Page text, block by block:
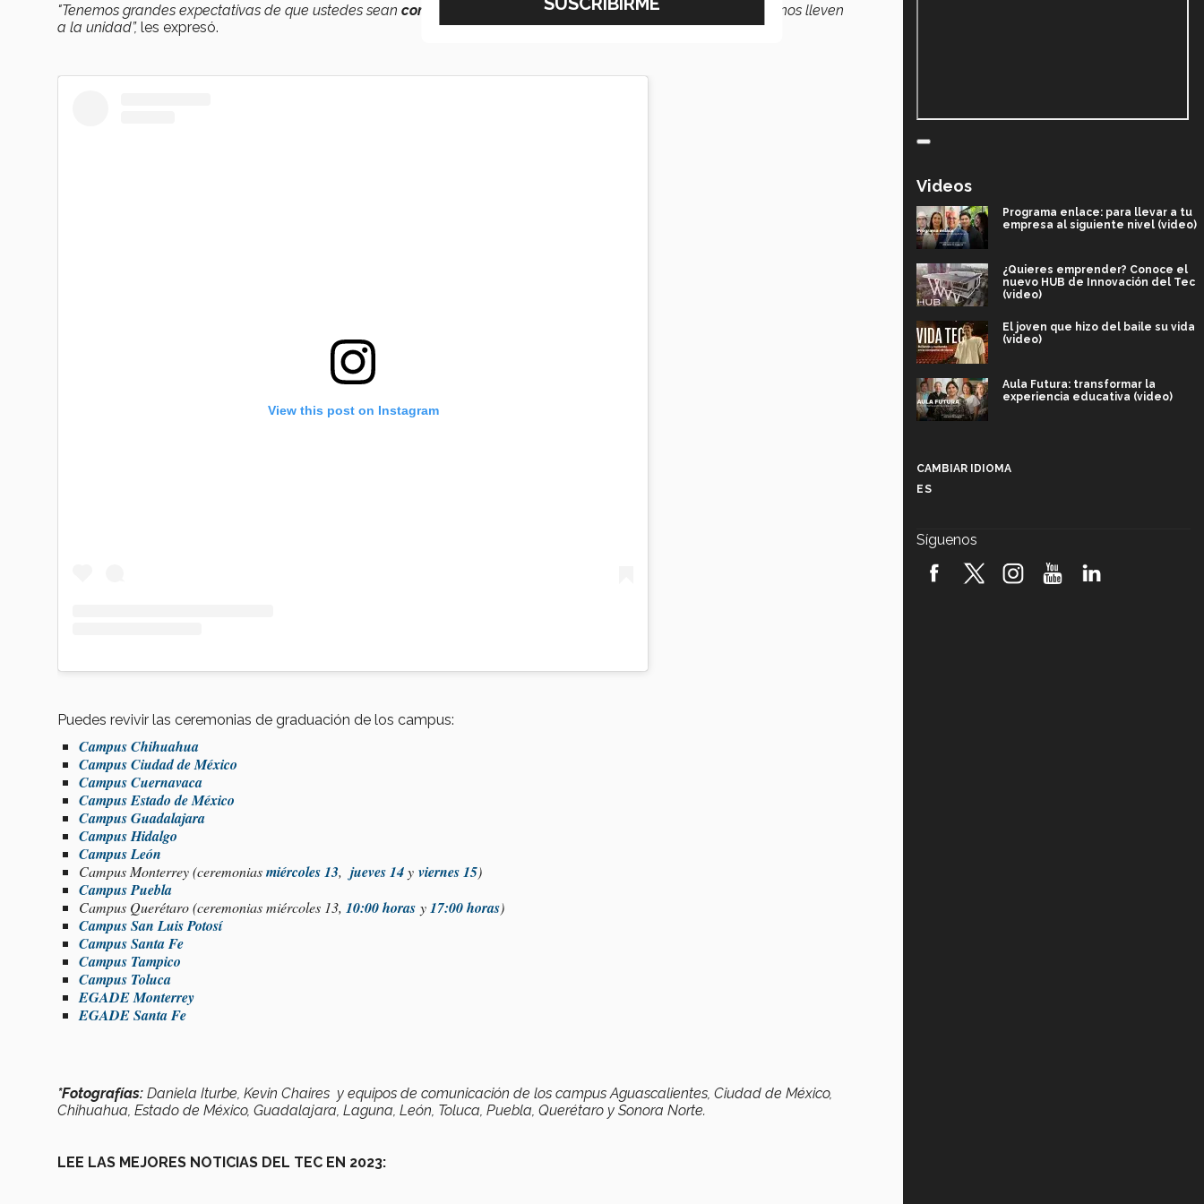
"Tenemos grandes expectativas de que ustedes sean constructores de noticias que nos llenen de orgullo
, que nos lleven
a la unidad”, les expresó.
View this post on Instagram
Puedes revivir las ceremonias de graduación de los campus:
Campus Chihuahua
Campus Ciudad de México
Campus Cuernavaca
Campus Estado de México
Campus Guadalajara
Campus Hidalgo
Campus León
Campus Monterrey (ceremoniasmiércoles 13, jueves 14y viernes 15)
Campus Puebla
Campus Querétaro (ceremonias miércoles 13, 10:00 horas y17:00 horas)
Campus San Luis Potosí
Campus Santa Fe
Campus Tampico
Campus Toluca
EGADE Monterrey
EGADE Santa Fe
*Fotografías: Daniela Iturbe, Kevin Chaires y equipos de comunicación de los campus Aguascalientes, Ciudad de México,
Chihuahua, Estado de México, Guadalajara, Laguna, León, Toluca, Puebla, Querétaro y Sonora Norte.
LEE LAS MEJORES NOTICIAS DEL TEC EN 2023:
Videos
Programa enlace: para llevar a tu
empresa al siguiente nivel (video)
¿Quieres emprender? Conoce el
nuevo HUB de Innovación del Tec
(video)
El joven que hizo del baile su vida
(video)
Aula Futura: transformar la
experiencia educativa (video)
robótica FIRST 2026! (video)
CAMBIAR IDIOMA
ES
Síguenos